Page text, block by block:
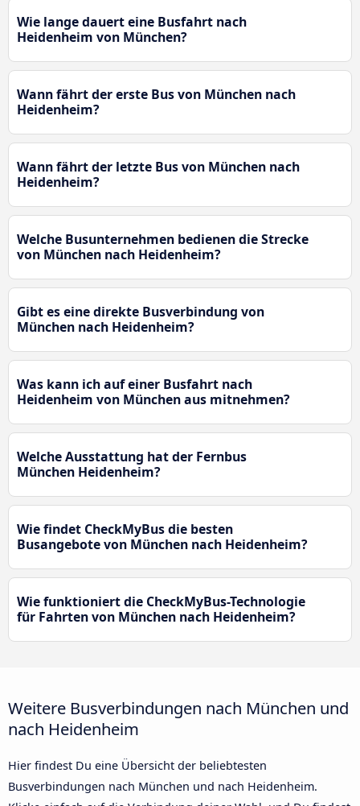
Wie lange dauert eine Busfahrt nach
Heidenheim von München?
Wann fährt der erste Bus von München nach
Heidenheim?
Wann fährt der letzte Bus von München nach
Heidenheim?
Welche Busunternehmen bedienen die Strecke
von München nach Heidenheim?
Gibt es eine direkte Busverbindung von
München nach Heidenheim?
Was kann ich auf einer Busfahrt nach
Heidenheim von München aus mitnehmen?
Welche Ausstattung hat der Fernbus
München Heidenheim?
Wie findet CheckMyBus die besten
Busangebote von München nach Heidenheim?
Wie funktioniert die CheckMyBus-Technologie
für Fahrten von München nach Heidenheim?
Weitere Busverbindungen nach München und
nach Heidenheim
Hier findest Du eine Übersicht der beliebtesten
Busverbindungen nach München und nach Heidenheim.